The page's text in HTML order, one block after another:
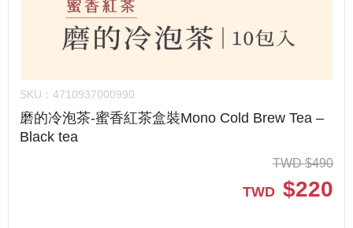
SKU： 4710937000990
磨的冷泡茶-蜜香紅茶盒裝Mono Cold Brew Tea –
Black tea
TWD $490
TWD $220